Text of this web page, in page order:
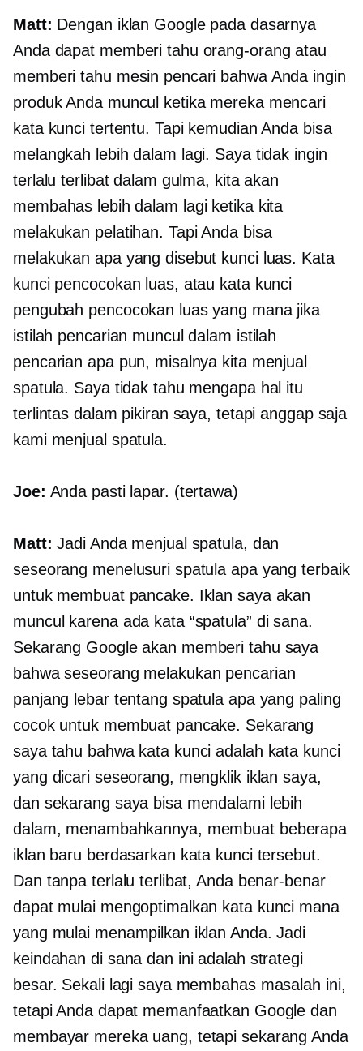
Matt: Dengan iklan Google pada dasarnya
Anda dapat memberi tahu orang-orang atau
memberi tahu mesin pencari bahwa Anda ingin
produk Anda muncul ketika mereka mencari
kata kunci tertentu. Tapi kemudian Anda bisa
melangkah lebih dalam lagi. Saya tidak ingin
terlalu terlibat dalam gulma, kita akan
membahas lebih dalam lagi ketika kita
melakukan pelatihan. Tapi Anda bisa
melakukan apa yang disebut kunci luas. Kata
kunci pencocokan luas, atau kata kunci
pengubah pencocokan luas yang mana jika
istilah pencarian muncul dalam istilah
pencarian apa pun, misalnya kita menjual
spatula. Saya tidak tahu mengapa hal itu
terlintas dalam pikiran saya, tetapi anggap saja
kami menjual spatula.
Joe: Anda pasti lapar. (tertawa)
Matt: Jadi Anda menjual spatula, dan
seseorang menelusuri spatula apa yang terbaik
untuk membuat pancake. Iklan saya akan
muncul karena ada kata “spatula” di sana.
Sekarang Google akan memberi tahu saya
bahwa seseorang melakukan pencarian
panjang lebar tentang spatula apa yang paling
cocok untuk membuat pancake. Sekarang
saya tahu bahwa kata kunci adalah kata kunci
yang dicari seseorang, mengklik iklan saya,
dan sekarang saya bisa mendalami lebih
dalam, menambahkannya, membuat beberapa
iklan baru berdasarkan kata kunci tersebut.
Dan tanpa terlalu terlibat, Anda benar-benar
dapat mulai mengoptimalkan kata kunci mana
yang mulai menampilkan iklan Anda. Jadi
keindahan di sana dan ini adalah strategi
besar. Sekali lagi saya membahas masalah ini,
tetapi Anda dapat memanfaatkan Google dan
membayar mereka uang, tetapi sekarang Anda